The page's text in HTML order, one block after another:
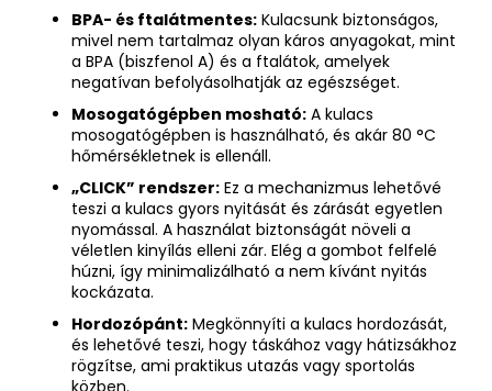
BPA- és ftalátmentes: Kulacsunk biztonságos,
mivel nem tartalmaz olyan káros anyagokat, mint
a BPA (biszfenol A) és a ftalátok, amelyek
negatívan befolyásolhatják az egészséget.
Mosogatógépben mosható: A kulacs
mosogatógépben is használható, és akár 80 °C
hőmérsékletnek is ellenáll.
„CLICK” rendszer: Ez a mechanizmus lehetővé
teszi a kulacs gyors nyitását és zárását egyetlen
nyomással. A használat biztonságát növeli a
véletlen kinyílás elleni zár. Elég a gombot felfelé
húzni, így minimalizálható a nem kívánt nyitás
kockázata.
Hordozópánt: Megkönnyíti a kulacs hordozását,
és lehetővé teszi, hogy táskához vagy hátizsákhoz
rögzítse, ami praktikus utazás vagy sportolás
közben.